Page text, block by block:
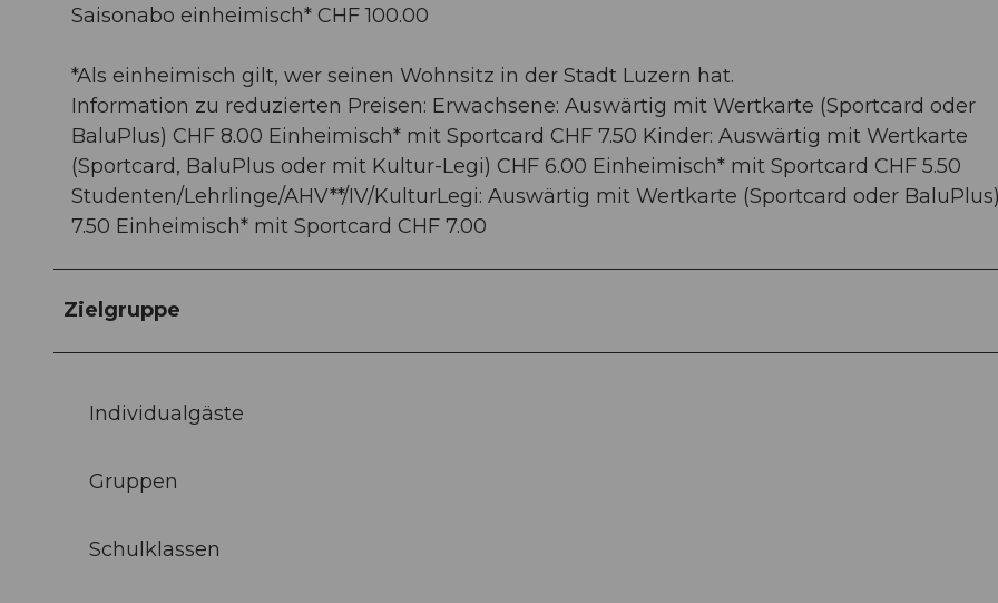
Saisonabo einheimisch* CHF 100.00
*Als einheimisch gilt, wer seinen Wohnsitz in der Stadt Luzern hat.
Information zu reduzierten Preisen: Erwachsene: Auswärtig mit Wertkarte (Sportcard oder
BaluPlus) CHF 8.00 Einheimisch* mit Sportcard CHF 7.50 Kinder: Auswärtig mit Wertkarte
(Sportcard, BaluPlus oder mit Kultur-Legi) CHF 6.00 Einheimisch* mit Sportcard CHF 5.50
Studenten/Lehrlinge/AHV**/IV/KulturLegi: Auswärtig mit Wertkarte (Sportcard oder
7.50 Einheimisch* mit Sportcard CHF 7.00
Zielgruppe
Individualgäste
Gruppen
Schulklassen